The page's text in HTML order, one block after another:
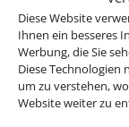
Diese Website
Ihnen ein besseres
Werbung, die Sie
Diese Technologien
um zu verstehen,
Website weiter zu